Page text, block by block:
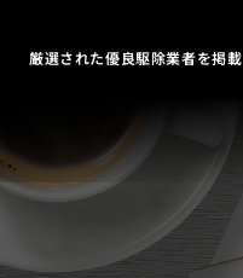
厳選された優良駆除業者を掲載